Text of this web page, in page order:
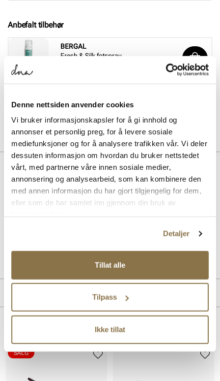
Denne nettsiden anvender cookies
Vi bruker informasjonskapsler for å gi innhold og
annonser et personlig preg, for å levere sosiale
mediefunksjoner og for å analysere trafikken vår. Vi deler
dessuten informasjon om hvordan du bruker nettstedet
vårt, med partnerne våre innen sosiale medier,
annonsering og analysearbeid, som kan kombinere den
med annen informasjon du har gjort tilgjengelig for dem,
eller som de har samlet inn gjennom din bruk av
Detaljer
Tillat alle
Tilpass
Ikke tillat
Anbefalt tilbehør
BERGAL
Fresh & Silk fotspray
Magic Step halvsåle
Pris
BESKRIVELSE
moderne design. Den kurvede hælen og spisse tåpartiet gir et
sofistikert uttrykk, mens den justerbare remmen sikrer optimal
Art. nr.36357006
Overdel:Syntetisk
Lignende produkter
SALG